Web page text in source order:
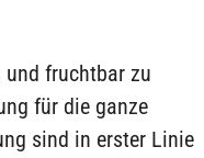
fruchtbar zu
für die ganze
sind in erster Linie